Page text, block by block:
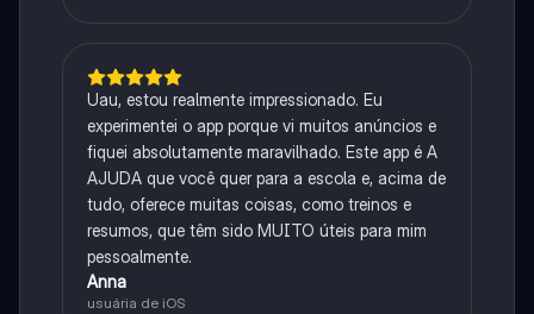
Uau, estou realmente impressionado. Eu
experimentei o app porque vi muitos anúncios e
fiquei absolutamente maravilhado. Este app é A
AJUDA que você quer para a escola e, acima de
tudo, oferece muitas coisas, como treinos e
resumos, que têm sido MUITO úteis para mim
pessoalmente.
Anna
usuária de iOS